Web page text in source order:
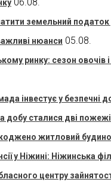
земельний податок
нюанси 05.08.
ринку: сезон овочів і
інвестує у безпечні
добу сталися дві
житловий
у Ніжині: Ніжинська
центру